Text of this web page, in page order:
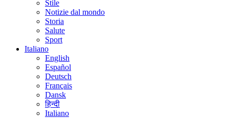
Stile
Notizie dal mondo
Storia
Salute
Sport
Italiano
English
Español
Deutsch
Français
Dansk
हिन्दी
Italiano